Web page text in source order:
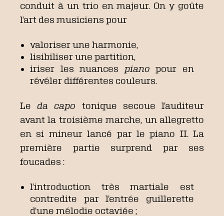
conduit à un trio en majeur. On y goûte
l’art des musiciens pour
valoriser une harmonie,
lisibiliser une partition,
iriser les nuances pianopour en
révéler différentes couleurs.
Leda capo tonique secoue l’auditeur
avant la troisième marche, un allegretto
en si mineur lancé par le piano II. La
première partie surprend par ses
foucades :
l’introduction très martiale est
contredite par l’entrée guillerette
d’une mélodie octaviée ;